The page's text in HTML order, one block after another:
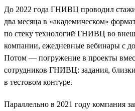
До 2022 года ГНИВЦ проводил
два месяца в «академическом»
по стеку технологий ГНИВЦ во
компании, ежедневные вебинары с
Потом — погружение в проекты
сотрудников ГНИВЦ: задания,
в тестовом контуре.
Параллельно в 2021 году компания